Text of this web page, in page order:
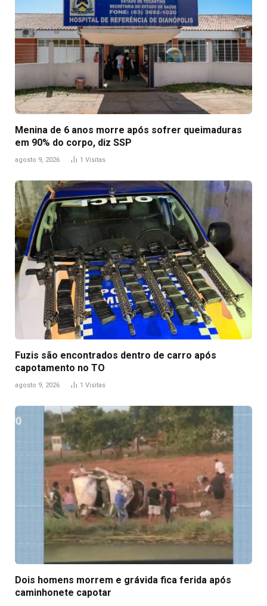
Menina de 6 anos morre após sofrer queimaduras
em 90% do corpo, diz SSP
agosto 9, 2026 1 Visitas
Fuzis são encontrados dentro de carro após
capotamento no TO
agosto 9, 2026 1 Visitas
Dois homens morrem e grávida fica ferida após
caminhonete capotar